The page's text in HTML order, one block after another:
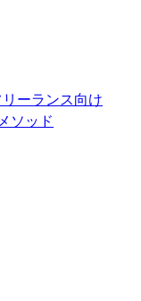
ーランス向け
ソッド